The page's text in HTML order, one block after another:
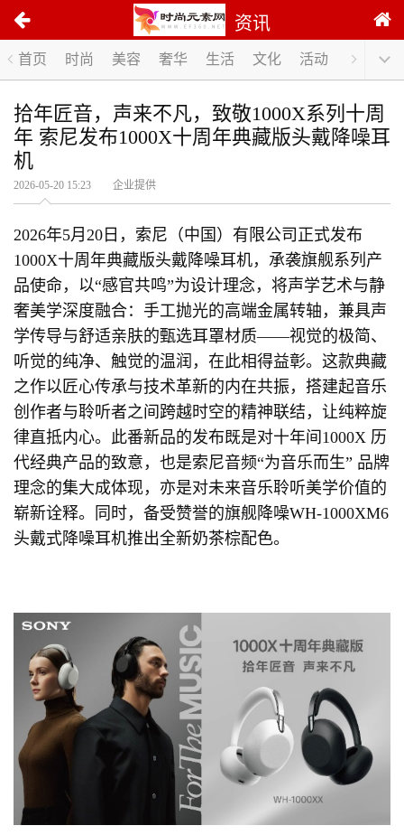
资讯
首页 时尚 美容 奢华 生活 文化 活动
拾年匠音，声来不凡，致敬1000X系列十周
年 索尼发布1000X十周年典藏版头戴降噪耳
机
2026-05-20 15:23 企业提供
2026年5月20日，索尼（中国）有限公司正式发布
1000X十周年典藏版头戴降噪耳机，承袭旗舰系列产
品使命，以“感官共鸣”为设计理念，将声学艺术与静
奢美学深度融合：手工抛光的高端金属转轴，兼具声
学传导与舒适亲肤的甄选耳罩材质——视觉的极简、
听觉的纯净、触觉的温润，在此相得益彰。这款典藏
之作以匠心传承与技术革新的内在共振，搭建起音乐
创作者与聆听者之间跨越时空的精神联结，让纯粹旋
律直抵内心。此番新品的发布既是对十年间1000X 历
代经典产品的致意，也是索尼音频“为音乐而生” 品牌
理念的集大成体现，亦是对未来音乐聆听美学价值的
崭新诠释。同时，备受赞誉的旗舰降噪WH-1000XM6
头戴式降噪耳机推出全新奶茶棕配色。